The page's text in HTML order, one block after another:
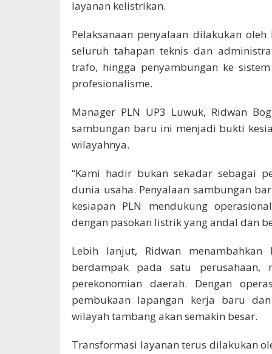
layanan kelistrikan.
Pelaksanaan penyalaan dilakukan
seluruh tahapan teknis dan
trafo, hingga penyambungan ke
profesionalisme.
Manager PLN UP3 Luwuk, Ridwan
sambungan baru ini menjadi bukti
wilayahnya.
“Kami hadir bukan sekadar sebagai
dunia usaha. Penyalaan sambungan
kesiapan PLN mendukung
dengan pasokan listrik yang andal dan
Lebih lanjut, Ridwan
berdampak pada satu perusahaan,
perekonomian daerah. Dengan
pembukaan lapangan kerja baru
wilayah tambang akan semakin besar.
Transformasi layanan terus dilakukan